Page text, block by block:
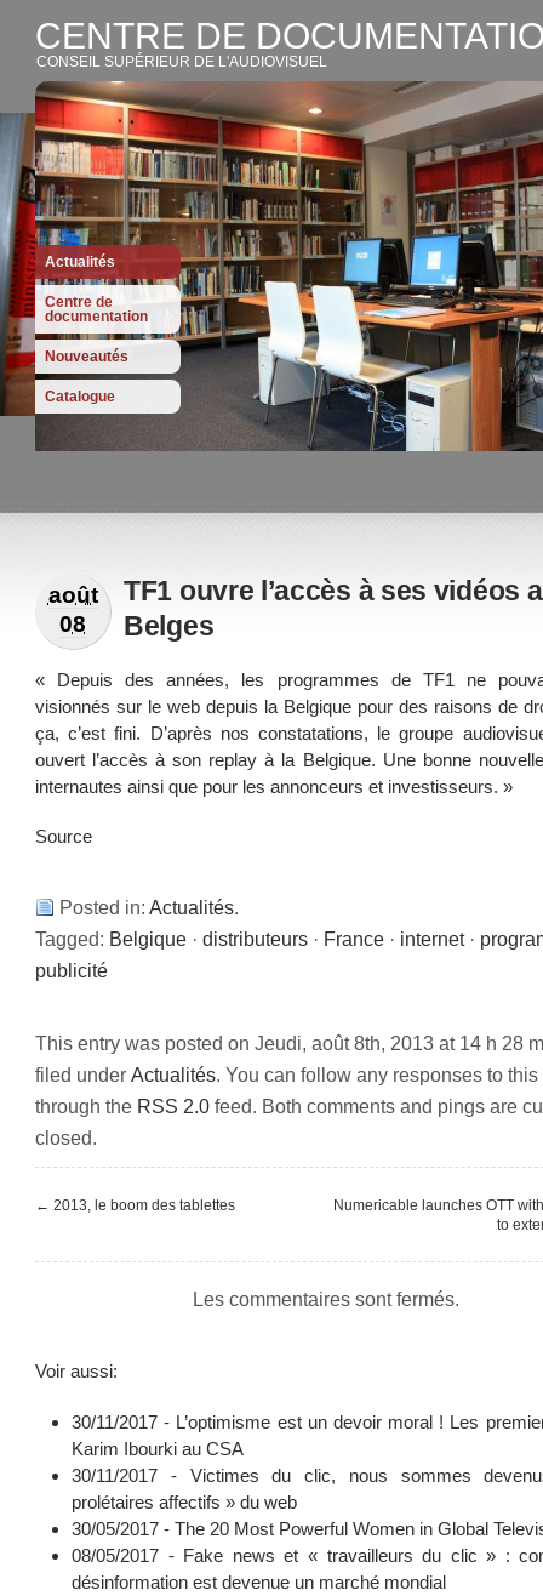
CENTRE DE
CONSEIL SUPÉRIEUR DE L'AUDIOVISUEL
Actualités
Centre de
documentation
Nouveautés
Catalogue
août
08
TF1 ouvre l’accès à ses vidéos
Belges
« Depuis des années, les programmes de TF1 ne
visionnés sur le web depuis la Belgique pour des raisons de
ça, c’est fini. D’après nos constatations, le groupe
ouvert l’accès à son replay à la Belgique. Une bonne
internautes ainsi que pour les annonceurs et investisseurs. »
Source
Posted in: Actualités.
Tagged: Belgique · distributeurs · France · internet·
publicité
This entry was posted on Jeudi, août 8th, 2013 at 14 h 28
filed under Actualités. You can follow any responses to this
through the RSS 2.0 feed. Both comments and pings are
closed.
← 2013, le boom des tablettes
Numericable launches OTT
to
Les commentaires sont fermés.
Voir aussi:
30/11/2017 - L’optimisme est un devoir moral ! Les
Karim Ibourki au CSA
30/11/2017 - Victimes du clic, nous sommes
prolétaires affectifs » du web
30/05/2017 - The 20 Most Powerful Women in Global
08/05/2017 - Fake news et « travailleurs du clic » :
désinformation est devenue un marché mondial